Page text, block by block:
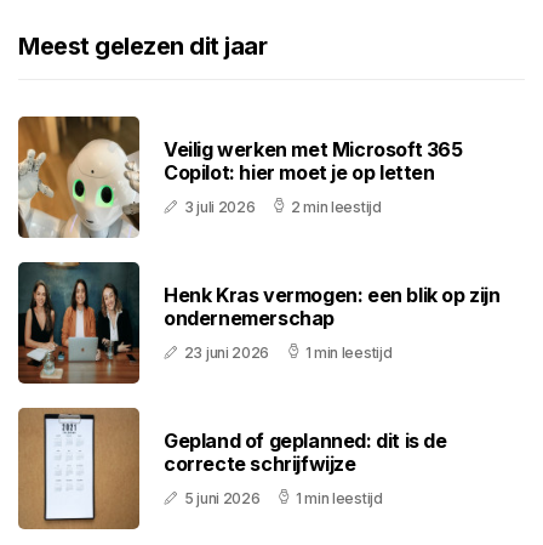
Meest gelezen dit jaar
Veilig werken met Microsoft 365
Copilot: hier moet je op letten
3 juli 2026 2 min leestijd
Henk Kras vermogen: een blik op zijn
ondernemerschap
23 juni 2026 1 min leestijd
Gepland of geplanned: dit is de
correcte schrijfwijze
5 juni 2026 1 min leestijd